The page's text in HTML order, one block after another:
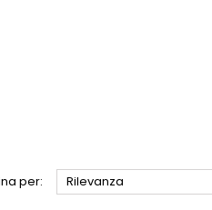
per: Rilevanza